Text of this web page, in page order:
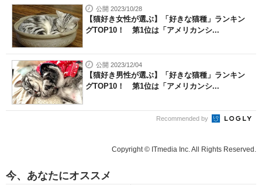
公開 2023/10/28
【猫好き女性が選ぶ】「好きな猫種」ランキン
グTOP10！ 第1位は「アメリカンシ...
公開 2023/12/04
【猫好き男性が選ぶ】「好きな猫種」ランキン
グTOP10！ 第1位は「アメリカンシ...
Recommended by
Copyright © ITmedia Inc. All Rights Reserved.
今、あなたにオススメ